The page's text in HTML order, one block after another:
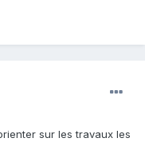
sur les travaux les